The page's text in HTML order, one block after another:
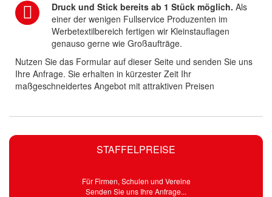
STAFFELPREISE
Für Firmen, Schulen und Vereine
Senden Sie uns Ihre Anfrage...
Druck und Stick bereits ab 1 Stück möglich. Als
einer der wenigen Fullservice Produzenten im
Werbetextilbereich fertigen wir Kleinstauflagen
genauso gerne wie Großaufträge.
Nutzen Sie das Formular auf dieser Seite und senden Sie uns
Ihre Anfrage. Sie erhalten in kürzester Zeit Ihr
maßgeschneidertes Angebot mit attraktiven Preisen